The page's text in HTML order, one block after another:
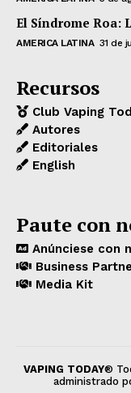
El Síndrome Roa:
AMERICA LATINA 31 de
Recursos
Club Vaping
Autores
Editoriales
English
Paute con
Anúnciese con
Business
Media Kit
VAPING TODAY®
administrado